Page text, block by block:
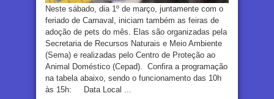
Neste sábado, dia 1º de março, juntamente com o
feriado de Carnaval, iniciam também as feiras de
adoção de pets do mês. Elas são organizadas pela
Secretaria de Recursos Naturais e Meio Ambiente
(Sema) e realizadas pelo Centro de Proteção ao
Animal Doméstico (Cepad). Confira a programação
na tabela abaixo, sendo o funcionamento das 10h
às 15h: Data Local ...